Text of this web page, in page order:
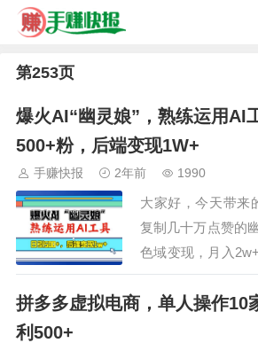
第253页
爆火AI“幽灵娘”，熟练运用AI
500+粉，后端变现1W+
手赚快报 2年前 1990
大家好，今天带来
复制几十万点赞的
色域变现，月入
万圣节已过，但幽
游乐场、商场等地
拼多多虚拟电商，单人操作10
利500+